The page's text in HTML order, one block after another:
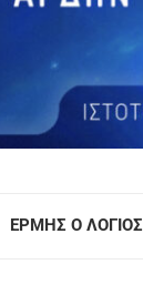
ΕΡΜΗΣ Ο ΛΟΓΙΟΣ